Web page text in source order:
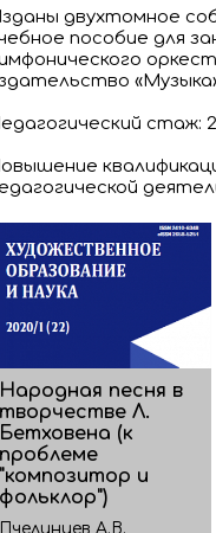
двухтомное
пособие для
«Музыка»
стаж:
Народная песня в
творчестве Л.
Бетховена (к
проблеме
"композитор и
фольклор")
Пчелинцев А.В.